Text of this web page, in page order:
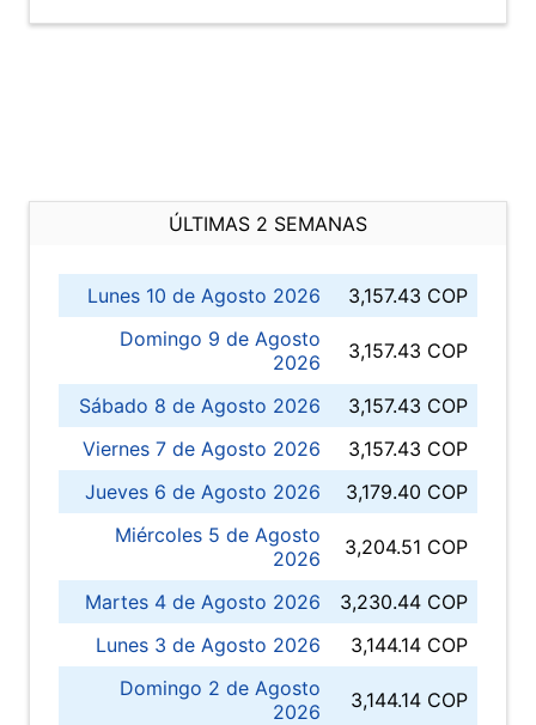
ÚLTIMAS 2 SEMANAS
Lunes 10 de Agosto 2026
3,157.43 COP
Domingo 9 de Agosto
2026
3,157.43 COP
Sábado 8 de Agosto 2026
3,157.43 COP
Viernes 7 de Agosto 2026
3,157.43 COP
Jueves 6 de Agosto 2026
3,179.40 COP
Miércoles 5 de Agosto
2026
3,204.51 COP
Martes 4 de Agosto 2026
3,230.44 COP
Lunes 3 de Agosto 2026
3,144.14 COP
Domingo 2 de Agosto
2026
3,144.14 COP